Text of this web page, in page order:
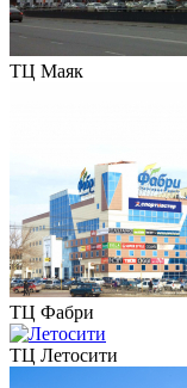
ТЦ Маяк
ТЦ Фабри
ТЦ Летосити